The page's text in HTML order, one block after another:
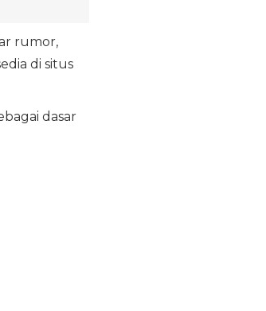
rumor,
di situs
dasar